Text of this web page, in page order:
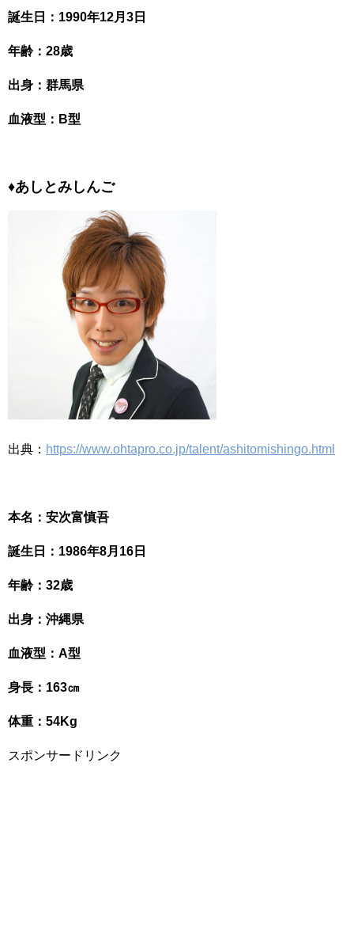
誕生日：1990年12月3日
年齢：28歳
出身：群馬県
血液型：B型
♦あしとみしんご
出典： https://www.ohtapro.co.jp/talent/ashitomishingo.html
本名：安次富慎吾
誕生日：1986年8月16日
年齢：32歳
出身：沖縄県
血液型：A型
身長：163㎝
体重：54Kg
スポンサードリンク